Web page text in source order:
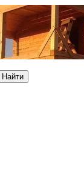
Найти